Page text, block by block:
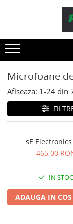
Sonorizare / PA
Adaptoare phantom
Adresare publica
Amplificatoare
Boxe Audio
Mixere audio
Monitorizare In-Ear
Procesoare si efecte
Microfoane
Afiseaza: 1-24 din
sE Electronics
465,00
IN STOC
ADAUGA IN COS